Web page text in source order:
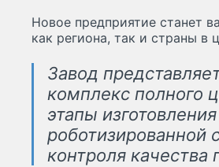
Новое предприятие станет
как региона, так и страны в
Завод
комплекс полного
этапы
роботизированной
контроля качества